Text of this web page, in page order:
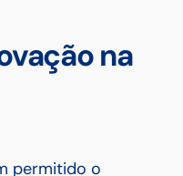
na
permitido o